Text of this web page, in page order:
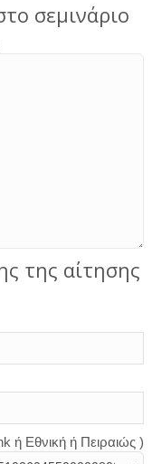
σεμινάριο
της αίτησης
ή Εθνική ή Πειραιώς )